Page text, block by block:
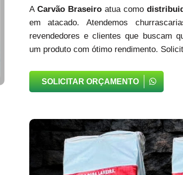
A Carvão Braseiroatua como
em atacado. Atendemos
revendedores e clientes que buscam
um produto com ótimo rendimento.
SOLICITAR ORÇAMENTO